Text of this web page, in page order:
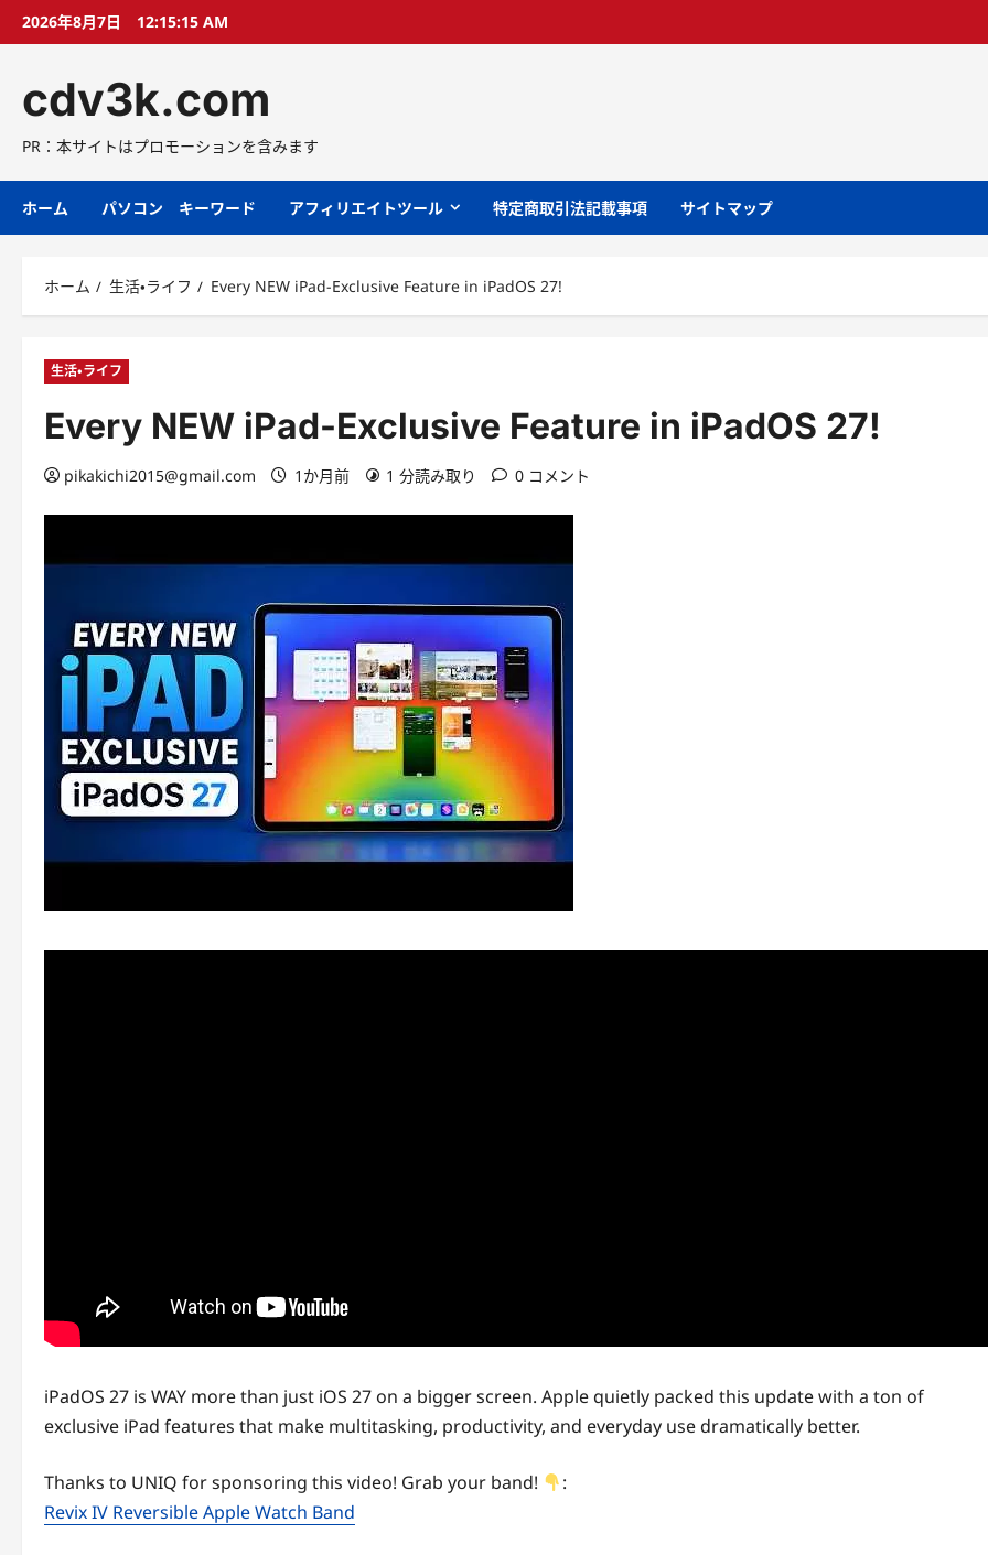
プ
2026年8月7日 12:15:17 AM
cdv3k.com
PR：本サイトはプロモーションを含みます
ホーム パソコン キーワード アフィリエイトツール 特定商取引法記載事項 サイトマップ
ホーム 生活・ライフ Every NEW iPad-Exclusive Feature in iPadOS 27!
生活・ライフ
Every NEW iPad-Exclusive Feature in iPadOS 27!
pikakichi2015@gmail.com 1か月前 1 分読み取り 0 コメント
iPadOS 27 is WAY more than just iOS 27 on a bigger screen. Apple quietly packed this update with a ton of
exclusive iPad features that make multitasking, productivity, and everyday use dramatically better.
Thanks to UNIQ for sponsoring this video! Grab your band!
:
Revix IV Reversible Apple Watch Band